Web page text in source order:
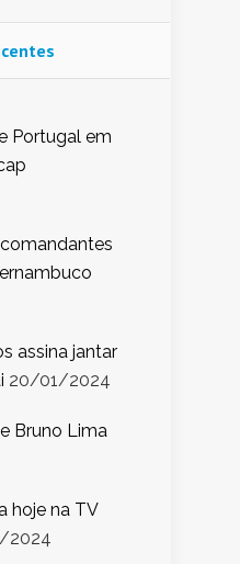
Portugal em
assina jantar
20/01/2024
Bruno Lima
hoje na TV
2024